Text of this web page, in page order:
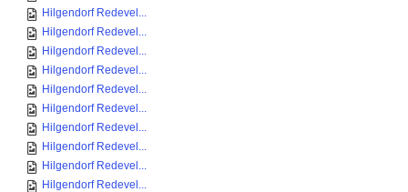
Hilgendorf Redevel...
Hilgendorf Redevel...
Hilgendorf Redevel...
Hilgendorf Redevel...
Hilgendorf Redevel...
Hilgendorf Redevel...
Hilgendorf Redevel...
Hilgendorf Redevel...
Hilgendorf Redevel...
Hilgendorf Redevel...